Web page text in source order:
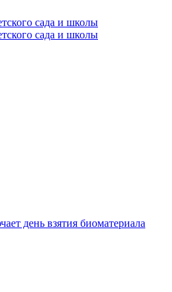
сада и школы
сада и школы
день взятия биоматериала